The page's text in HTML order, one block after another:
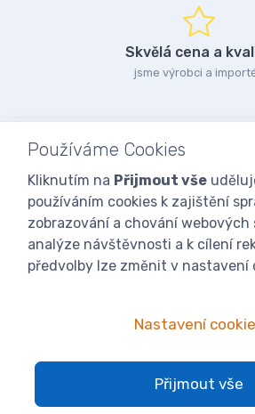
Skvělá cena a
jsme výrobci a
fanoušky: Včelařské potřeby -
Používáme Cookies
Kliknutím na Přijmout vše
používáním cookies k zajištění
zobrazování a chování webových
analýze návštěvnosti a k cílení
předvolby lze změnit v nastavení
Nastavení
Přijmout vše